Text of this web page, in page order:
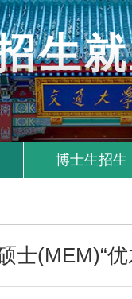
生
博士生招生
士(MEM)“